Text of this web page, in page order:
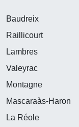
Baudreix
Raillicourt
Lambres
Valeyrac
Montagne
Mascaraàs-Haron
La Réole